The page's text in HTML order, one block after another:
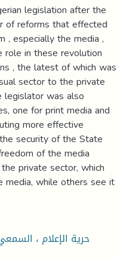
legislation after the
of reforms that effected
, especially the media ,
role in these revolution
, the latest of which was
sector to the private
was also
one for print media and
more effective
security of the State
of the media
private sector, which
while others see it
حرية الإعلام ،